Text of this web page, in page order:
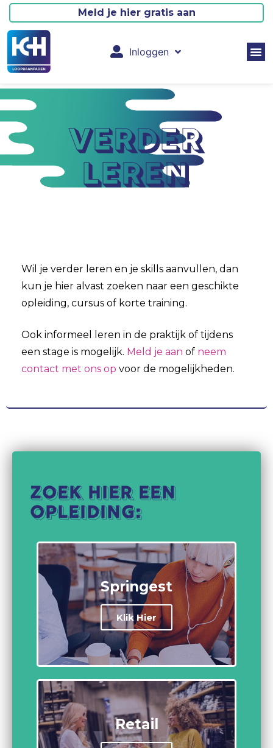
Inloggen
Meld je hier gratis aan
verder
leren
Wil je verder leren en je skills aanvullen, dan
kun je hier alvast zoeken naar een geschikte
opleiding, cursus of korte training.
Ook informeel leren in de praktijk of tijdens
een stage is mogelijk. Meld je aan of neem
contact met ons op voor de mogelijkheden.
Zoek hier een
opleiding:
Springest
Klik Hier
Retail